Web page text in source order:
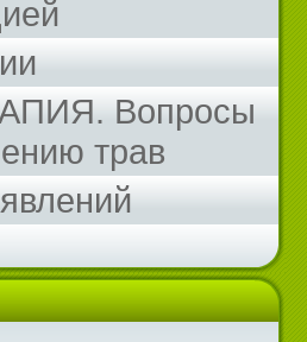
Вопросы
трав